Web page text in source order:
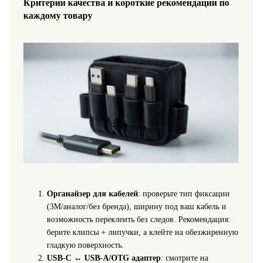
Критерии качества и короткие рекомендации по
каждому товару
Органайзер для кабелей: проверьте тип фиксации
(3M/аналог/без бренда), ширину под ваш кабель и
возможность переклеить без следов. Рекомендация:
берите клипсы + липучки, а клейте на обезжиренную
гладкую поверхность.
USB‑C ↔ USB‑A/OTG адаптер: смотрите на